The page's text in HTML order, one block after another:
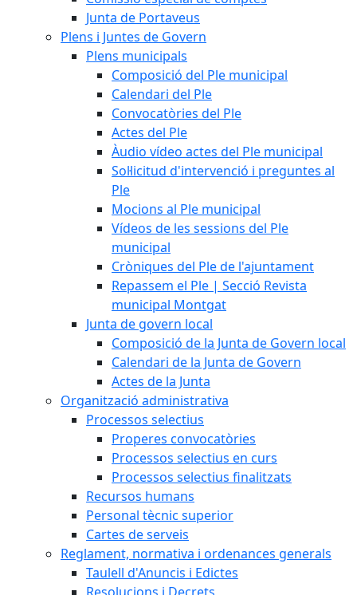
Junta de Portaveus
Plens i Juntes de Govern
Plens municipals
Composició del Ple municipal
Calendari del Ple
Convocatòries del Ple
Actes del Ple
Àudio vídeo actes del Ple municipal
Sol·licitud d'intervenció i preguntes al
Ple
Mocions al Ple municipal
Vídeos de les sessions del Ple
municipal
Cròniques del Ple de l'ajuntament
Repassem el Ple | Secció Revista
municipal Montgat
Junta de govern local
Composició de la Junta de Govern local
Calendari de la Junta de Govern
Actes de la Junta
Organització administrativa
Processos selectius
Properes convocatòries
Processos selectius en curs
Processos selectius finalitzats
Recursos humans
Personal tècnic superior
Cartes de serveis
Reglament, normativa i ordenances generals
Taulell d'Anuncis i Edictes